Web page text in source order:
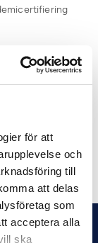
för att
och
till
att delas
som
acceptera alla
ska
och de
på
på Twitter